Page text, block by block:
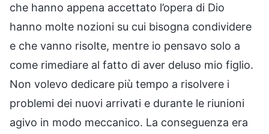
che hanno appena accettato l’opera di Dio
hanno molte nozioni su cui bisogna condividere
e che vanno risolte, mentre io pensavo solo a
come rimediare al fatto di aver deluso mio figlio.
Non volevo dedicare più tempo a risolvere i
problemi dei nuovi arrivati e durante le riunioni
agivo in modo meccanico. La conseguenza era